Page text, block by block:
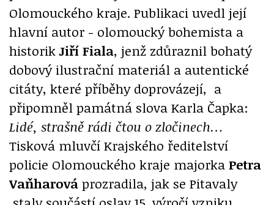
Olomouckého kraje. Publikaci uvedl její
hlavní autor - olomoucký bohemista a
historikJiří Fiala, jenž zdůraznil bohatý
dobový ilustrační materiál a autentické
citáty, které příběhy doprovázejí, a
připomněl památná slova Karla Čapka:
Lidé, strašně rádi čtou o zločinech…
Tisková mluvčí Krajského ředitelství
policie Olomouckého kraje majorka Petra
Vaňharová prozradila, jak se Pitavaly